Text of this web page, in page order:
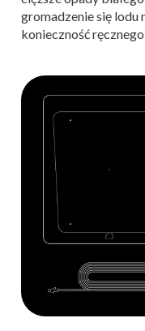
gromadzenie się lodu
konieczność